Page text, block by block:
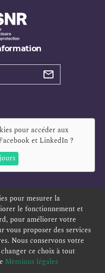
pour accéder aux
et LinkedIn?
SIGNALEMENT
SITE
CONFIDENTIALITÉ
CONTACT
pour mesurer la
le fonctionnement et
pour améliorer votre
vous proposer des services
Nous conservons votre
ce choix à tout
Mentions légales